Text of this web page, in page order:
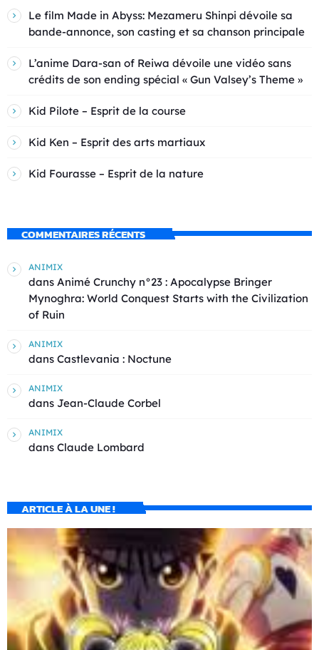
Le film Made in Abyss: Mezameru Shinpi dévoile sa
bande-annonce, son casting et sa chanson principale
L’anime Dara-san of Reiwa dévoile une vidéo sans
crédits de son ending spécial « Gun Valsey’s Theme »
Kid Pilote – Esprit de la course
Kid Ken – Esprit des arts martiaux
Kid Fourasse – Esprit de la nature
COMMENTAIRES RÉCENTS
ANIMIX
dans Animé Crunchy n°23 : Apocalypse Bringer
Mynoghra: World Conquest Starts with the Civilization
of Ruin
ANIMIX
dans Castlevania : Noctune
ANIMIX
dans Jean-Claude Corbel
ANIMIX
dans Claude Lombard
ARTICLE À LA UNE !